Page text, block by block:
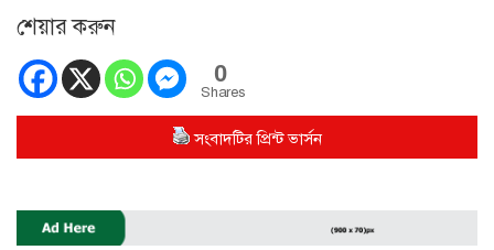
শেয়ার করুন
0
Shares
সংবাদটির প্রিন্ট ভার্সন